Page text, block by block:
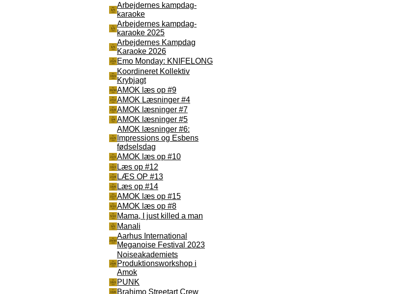
Arbejdernes kampdag-
karaoke
Arbejdernes kampdag-
karaoke 2025
Arbejdernes Kampdag
Karaoke 2026
Emo Monday: KNIFELONG
Koordineret Kollektiv
Krybjagt
AMOK læs op #9
AMOK Læsninger #4
AMOK læsninger #7
AMOK læsninger #5
AMOK læsninger #6:
Impressions og Esbens
fødselsdag
AMOK læs op #10
Læs op #12
LÆS OP #13
Læs op #14
AMOK læs op #15
AMOK læs op #8
Mama, I just killed a man
Manali
Aarhus International
Meganoise Festival 2023
Noiseakademiets
Produktionsworkshop i
Amok
PUNK
Brahimo Streetart Crew